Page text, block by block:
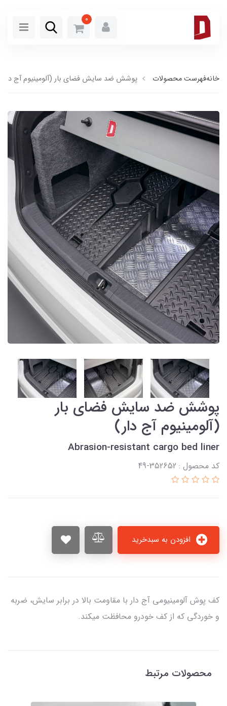
0
خانهفهرست محصولات پوشش ضد سایش فضای بار (آلومینیوم آج دار)
پوشش ضد سایش فضای بار
(آلومینیوم آج دار)
Abrasion-resistant cargo bed liner
کد محصول : 352652-49
کف پوش آلومینیومی آج دار با مقاومت بالا در برابر سایش، ضربه
و خوردگی که از کف خودرو محافظت میکند.
محصولات مرتبط